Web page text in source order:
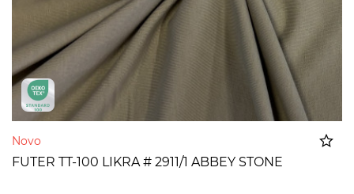
Novo
FUTER TT-100 LIKRA # 2911/1 ABBEY STONE